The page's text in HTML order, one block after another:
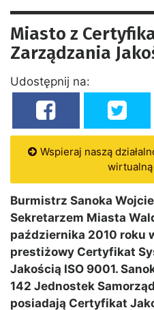
Miasto z
Zarządzania
Udostępnij na:
Wspieraj naszą
wirtualną
Burmistrz Sanoka
Sekretarzem Miasta
października 2010 roku
prestiżowy Certyfikat
Jakością ISO 9001.
142 Jednostek
posiadają Certyfikat